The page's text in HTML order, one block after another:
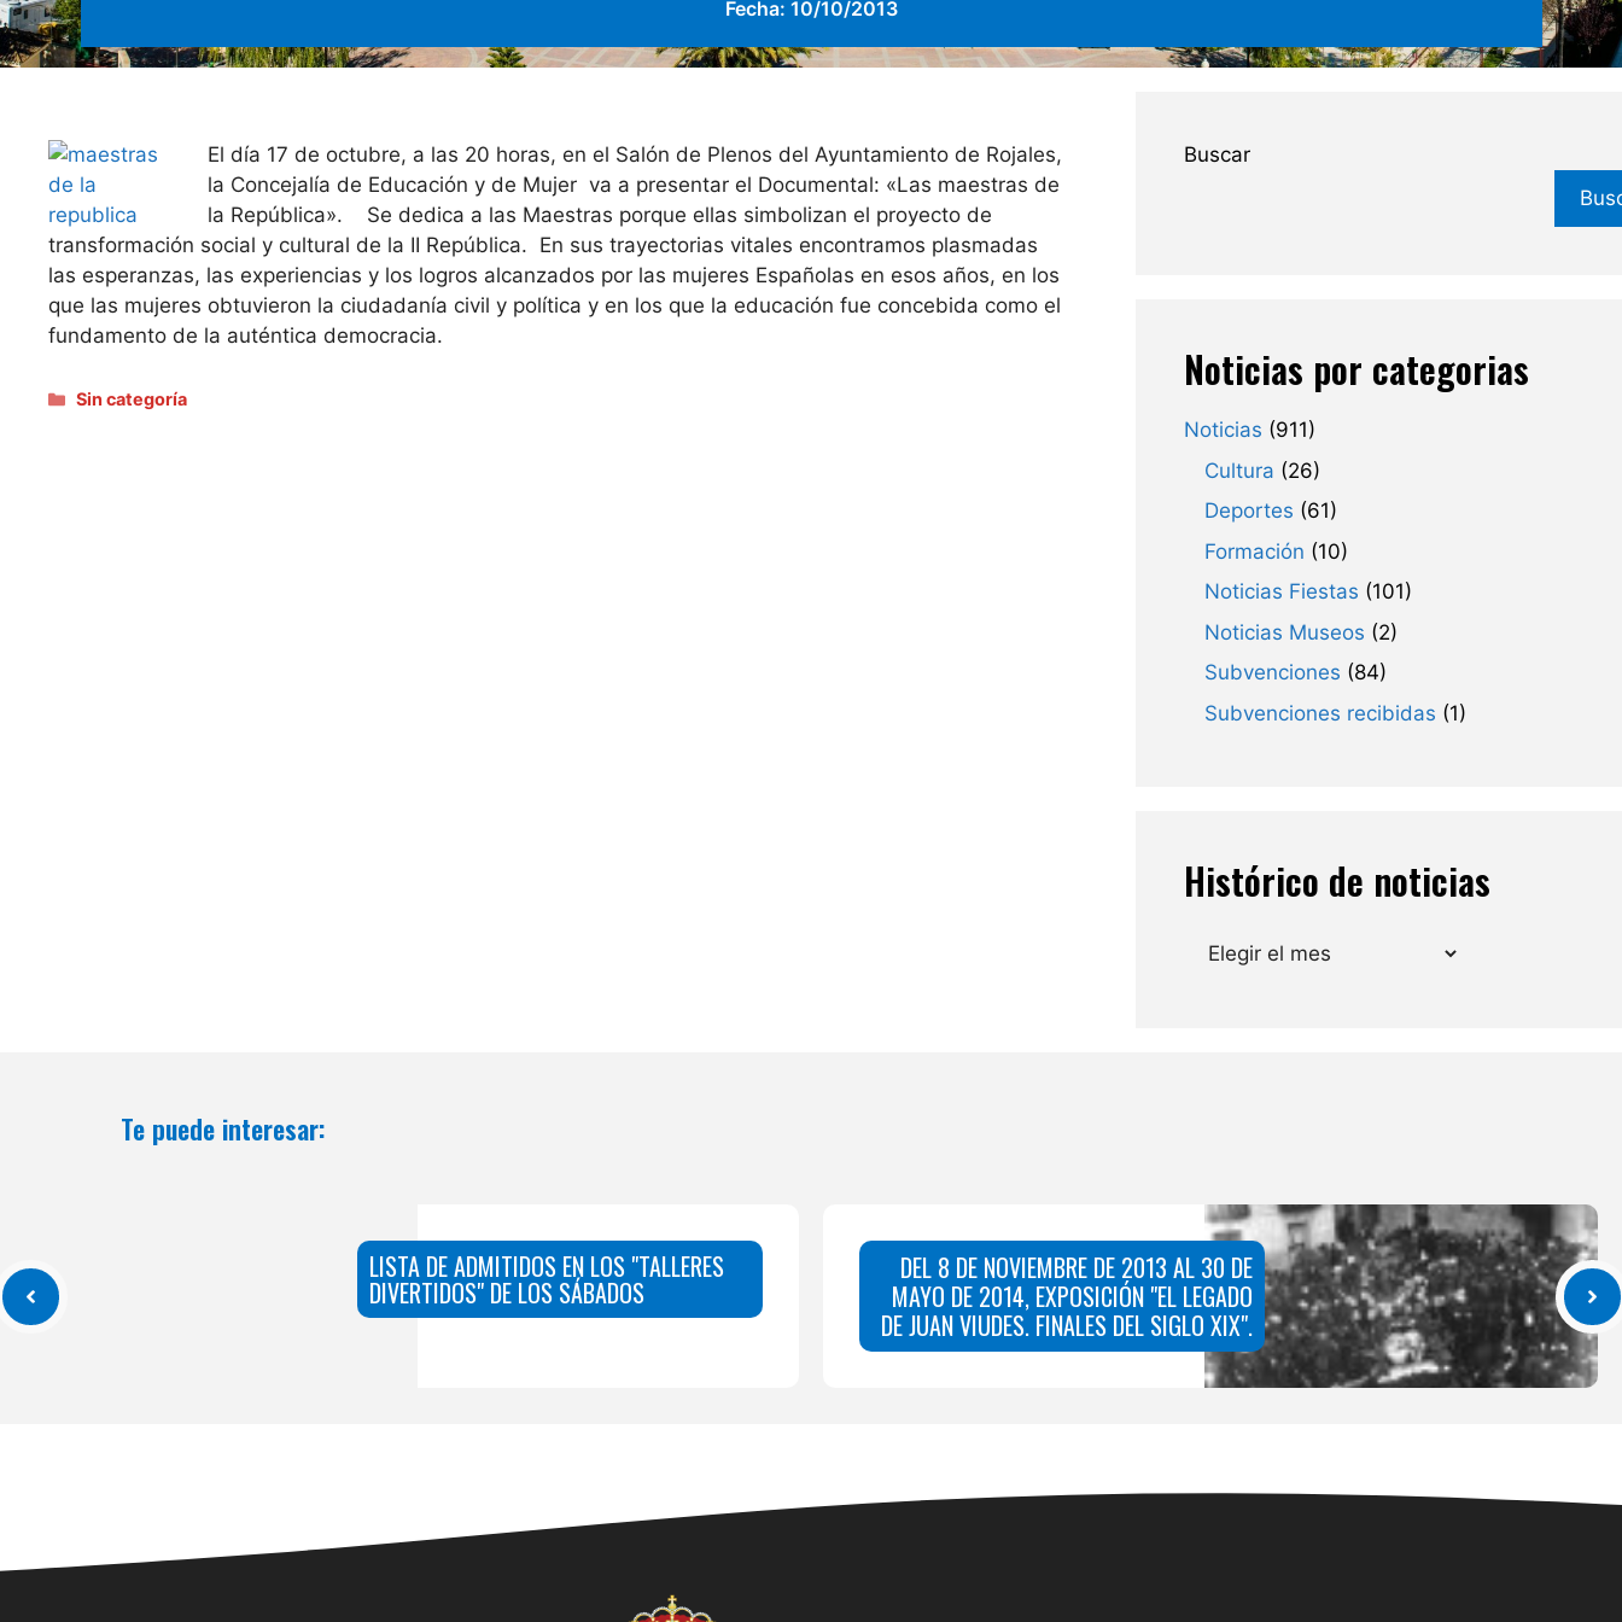
Fecha: 10/10/2013
El día 17 de octubre, a las 20 horas, en el Salón de Plenos del Ayuntamiento de Rojales,
la Concejalía de Educación y de Mujer va a presentar el Documental: «Las maestras de
la República». Se dedica a las Maestras porque ellas simbolizan el proyecto de
transformación social y cultural de la II República. En sus trayectorias vitales encontramos plasmadas
las esperanzas, las experiencias y los logros alcanzados por las mujeres Españolas en esos años, en los
que las mujeres obtuvieron la ciudadanía civil y política y en los que la educación fue concebida como el
fundamento de la auténtica democracia.
Categorías
Sin categoría
Buscar
Noticias por categorias
Noticias (911)
Cultura (26)
Deportes (61)
Formación (10)
Noticias Fiestas (101)
Noticias Museos (2)
Subvenciones (84)
Subvenciones recibidas (1)
Histórico de noticias
Archivos
Te puede interesar:
LISTA DE ADMITIDOS EN LOS "TALLERES
DIVERTIDOS" DE LOS SÁBADOS
DEL 8 DE NOVIEMBRE DE 2013 AL 30 DE
MAYO DE 2014, EXPOSICIÓN "EL LEGADO
DE JUAN VIUDES. FINALES DEL SIGLO XIX".